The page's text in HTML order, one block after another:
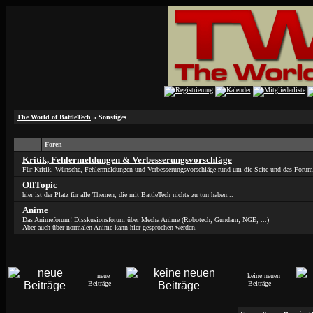
The World of BattleTech » Sonstiges
Foren
Kritik, Fehlermeldungen & Verbesserungsvorschläge
Für Kritik, Wünsche, Fehlermeldungen und Verbesserungsvorschläge rund um die Seite und das
OffTopic
hier ist der Platz für alle Themen, die mit BattleTech nichts zu tun haben...
Anime
Das Animeforum! Disskusionsforum über Mecha Anime (Robotech; Gundam; NGE; ...)
Aber auch über normalen Anime kann hier gesprochen werden.
neue
Beiträge
keine neuen
Beiträge